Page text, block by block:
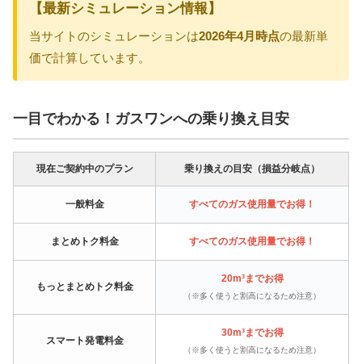
【最新シミュレーション情報】
当サイトのシミュレーションは2026年4月時点の最新単
価で計算しています。
一目でわかる！ガスワンへの乗り換え目安
現在ご契約中のプラン 乗り換えの目安（損益分岐点）
一般料金 すべてのガス使用量でお得！
まとめトク料金 すべてのガス使用量でお得！
もっとまとめトク料金
20m³までお得
（※多く使うと割高になるため注意）
スマート発電料金
30m³までお得
（※多く使うと割高になるため注意）